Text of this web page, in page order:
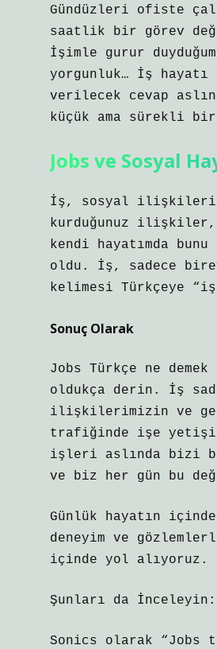
Gündüzleri ofiste
saatlik bir görev
İşimle gurur
yorgunluk… İş hayatı
verilecek cevap
küçük ama sürekli
Jobs ve Sosyal
İş, sosyal ilişkileri
kurduğunuz ilişkiler,
kendi hayatımda
oldu. İş, sadece
kelimesi Türkçeye
Sonuç Olarak
Jobs Türkçe ne
oldukça derin. İş
ilişkilerimizin ve
trafiğinde işe
işleri aslında bizi
ve biz her gün bu
Günlük hayatın
deneyim ve
içinde yol alıyoruz.
Şunları da İnceleyin:
Sonics olarak “Jobs